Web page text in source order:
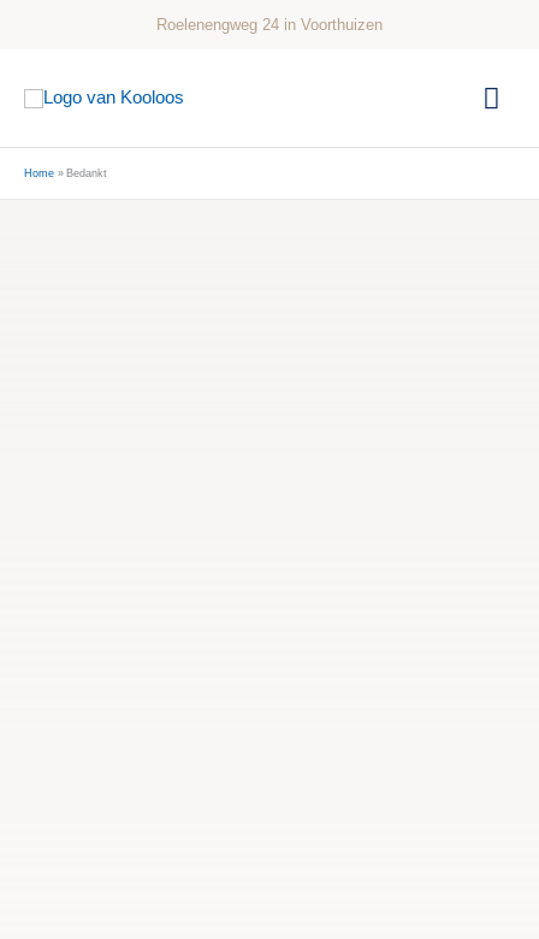
inhoud
Roelenengweg 24 in Voorthuizen
Home Bedankt